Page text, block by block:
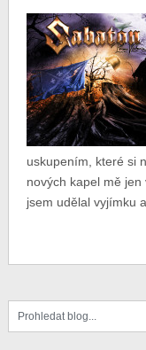
uskupením, které si
nových kapel mě
jsem udělal vyjímku